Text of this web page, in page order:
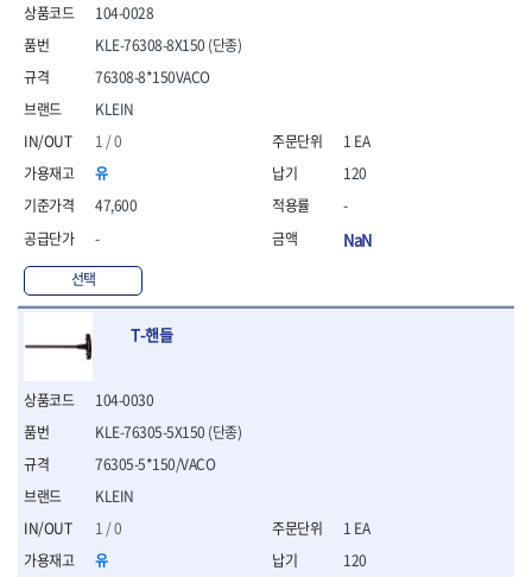
- 절연L렌치
- 절연펜치
- 절연니퍼
- 절연비트
- 절연드라이버교체날
- 절연공구세트
- 절연라쳇렌치
- 절연라쳇렌치세트
- 절연볼트커터
- 절연아답타
- 절연펀치
- 방폭연결대
- 방폭니퍼
- 방폭플라이어
- 방폭가위
- 방폭렌치
- 방폭스패너
- 방폭비트소켓
- 방폭아답타
104-0028
KLEIN
1 / 0
유
47,600
-
선택
KLE-76308-8X150 (단종)
76308-8*150VACO
1 EA
120
-
NaN
T-핸들
104-0030
KLEIN
1 / 0
유
KLE-76305-5X150 (단종)
76305-5*150/VACO
1 EA
120